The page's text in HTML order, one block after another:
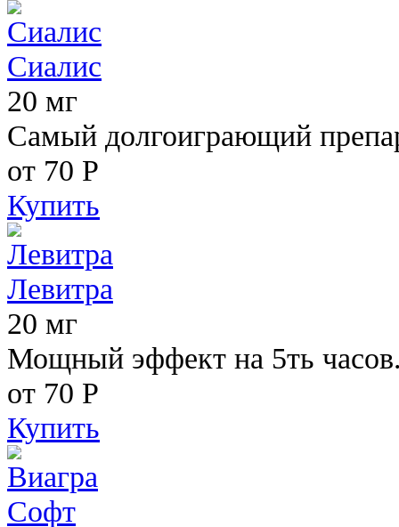
Сиалис
20 мг
Самый долгоиграющий
от 70 Р
Купить
Левитра
20 мг
Мощный эффект на 5ть
от 70 Р
Купить